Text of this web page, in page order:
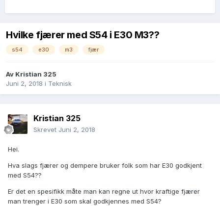
Hvilke fjærer med S54 i E30 M3??
s54 e30 m3 fjær
Av Kristian 325
Juni 2, 2018 i Teknisk
Kristian 325
Skrevet Juni 2, 2018
Hei.
Hva slags fjærer og dempere bruker folk som har E30 godkjent
med S54??
Er det en spesifikk måte man kan regne ut hvor kraftige fjærer
man trenger i E30 som skal godkjennes med S54?